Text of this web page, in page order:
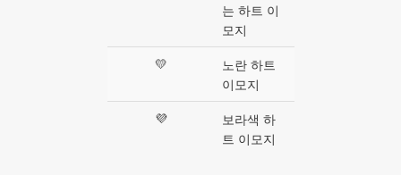
는 하트 이
모지
💛
노란 하트
이모지
💜
보라색 하
트 이모지